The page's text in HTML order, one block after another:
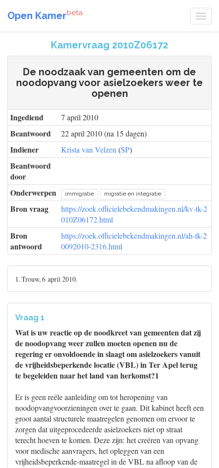
Open Kamerbeta
Kamervraag 2010Z06172
De noodzaak van gemeenten om de
noodopvang voor asielzoekers weer te
openen
Ingediend 7 april 2010
Beantwoord 22 april 2010 (na 15 dagen)
Indiener Krista van Velzen (SP)
Beantwoord
door
Onderwerpen
immigratie migratie en integratie
Bron vraag
https://zoek.officielebekendmakingen.nl/kv-tk-2
010Z06172.html
Bron
antwoord
https://zoek.officielebekendmakingen.nl/ah-tk-2
0092010-2316.html
1. Trouw, 6 april 2010.
Vraag 1
Wat is uw reactie op de noodkreet van gemeenten dat zij
de noodopvang weer zullen moeten openen nu de
regering er onvoldoende in slaagt om asielzoekers vanuit
de vrijheidsbeperkende locatie (VBL) in Ter Apel terug
te begeleiden naar het land van herkomst?1
Er is geen reële aanleiding om tot heropening van
noodopvangvoorzieningen over te gaan. Dit kabinet heeft een
groot aantal structurele maatregelen genomen om ervoor te
zorgen dat uitgeprocedeerde asielzoekers niet op straat
terecht hoeven te komen. Deze zijn: het creëren van opvang
voor medische aanvragers, het opleggen van een
vrijheidsbeperkende-maatregel in de VBL na afloop van de